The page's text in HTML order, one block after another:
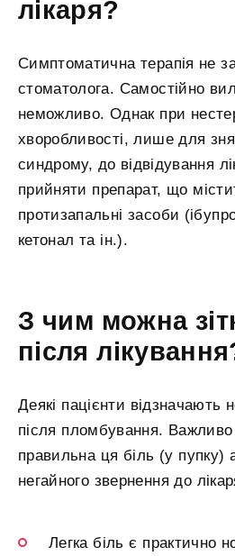
лікаря?
Симптоматична терапія не
стоматолога. Самостійно
неможливо. Однак при
хворобливості, лише для
синдрому, до відвідування
прийняти препарат, що
протизапальні засоби
кетонал та ін.).
З чим можна
після
Деякі пацієнти відзначають
після пломбування. Важливо
правильна ця біль (у пупку)
негайного звернення до
Легка біль є практично